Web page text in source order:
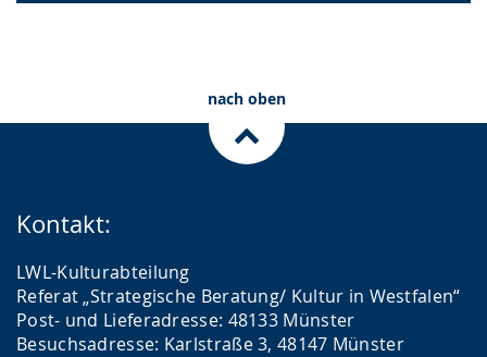
nach oben
Kontakt:
LWL-Kulturabteilung
Referat „Strategische Beratung/ Kultur in Westfalen“
Post- und Lieferadresse: 48133 Münster
Besuchsadresse: Karlstraße 3, 48147 Münster